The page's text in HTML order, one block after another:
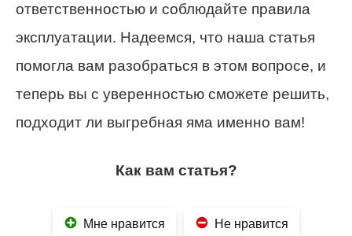
ответственностью и соблюдайте правила
эксплуатации. Надеемся, что наша статья
помогла вам разобраться в этом вопросе, и
теперь вы с уверенностью сможете решить,
подходит ли выгребная яма именно вам!
Как вам статья?
Мне нравится Не нравится